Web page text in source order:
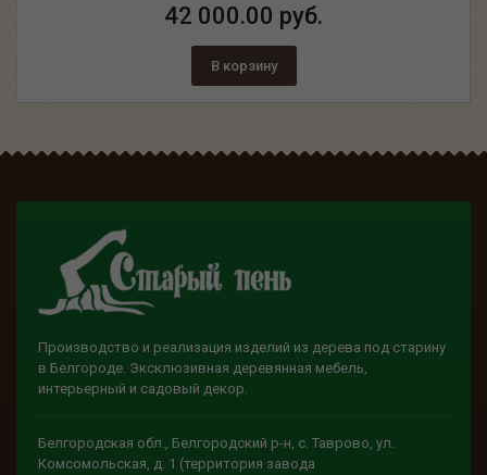
42 000.00 руб.
В корзину
Производство и реализация изделий из дерева под старину
в Белгороде. Эксклюзивная деревянная мебель,
интерьерный и садовый декор.
Белгородская обл., Белгородский р-н, с. Таврово, ул.
Комсомольская, д. 1 (территория завода